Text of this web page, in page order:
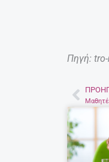
Πηγή:
Prev